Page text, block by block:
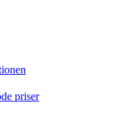
priser